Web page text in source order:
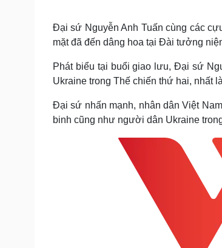
Đại sứ Nguyễn Anh Tuấn cùng các
mặt đã đến dâng hoa tại Đài tưởng
Phát biểu tại buổi giao lưu, Đại sứ
Ukraine trong Thế chiến thứ hai, nhất
Đại sứ nhấn mạnh, nhân dân Việt
binh cũng như người dân Ukraine